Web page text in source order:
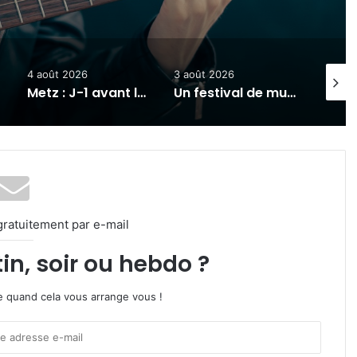
4 août 2026
Metz : J-1 avant le cinéma plein air au Plan d’Eau
3 août 2026
Un festival de musique celte organisé au parc archéologique de Bliesbruck les 7 et 8 août 2026
31
par e-mail
soir ou hebdo ?
quand cela vous arrange vous !